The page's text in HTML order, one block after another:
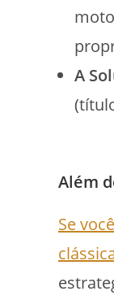
A
Além
Se